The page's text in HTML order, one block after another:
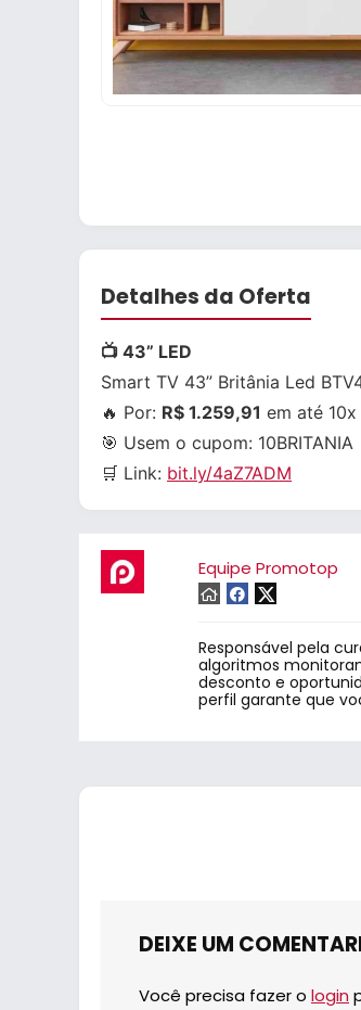
Detalhes da Oferta
📺 43” LED
Smart TV 43” Britânia Led
🔥 Por: R$ 1.259,91 em até 10x
🎯 Usem o cupom: 10BRITANIA
🛒 Link: bit.ly/4aZ7ADM
Equipe Promotop
Responsável pela
algoritmos
desconto e
perfil garante que
DEIXE UM
Você precisa fazer o login